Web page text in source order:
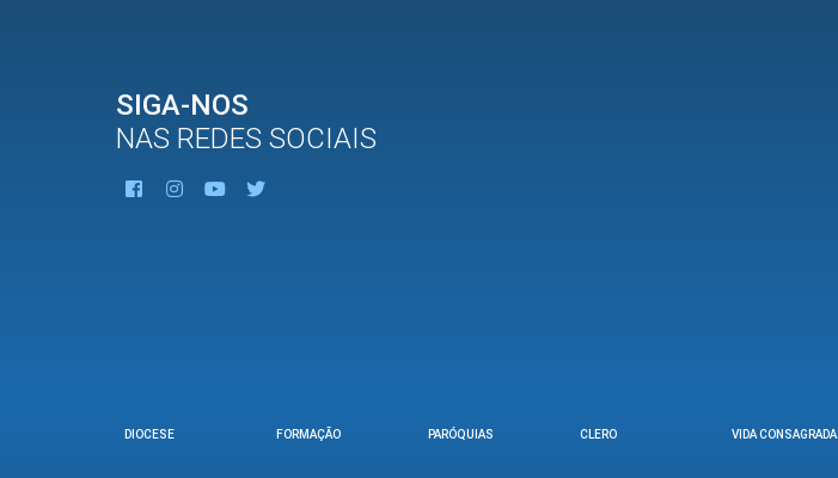
SIGA-NOS
NAS REDES SOCIAIS
DIOCESE FORMAÇÃO PARÓQUIAS CLERO VIDA CONSAGRADA